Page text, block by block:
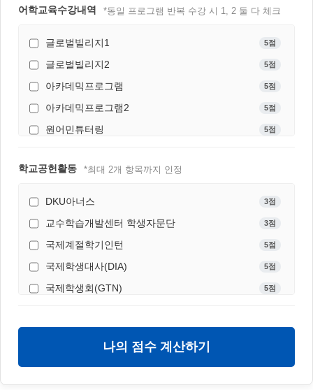
어학교육수강내역 *동일 프로그램 반복 수강 시 1, 2 둘 다 체크
글로벌빌리지1 5점
글로벌빌리지2 5점
아카데믹프로그램 5점
아카데믹프로그램2 5점
원어민튜터링 5점
학교공헌활동 *최대 2개 항목까지 인정
DKU아너스 3점
교수학습개발센터 학생자문단 3점
국제계절학기인턴 5점
국제학생대사(DIA) 5점
국제학생회(GTN) 5점
단과대학 학생회장나의 점수 계산하기